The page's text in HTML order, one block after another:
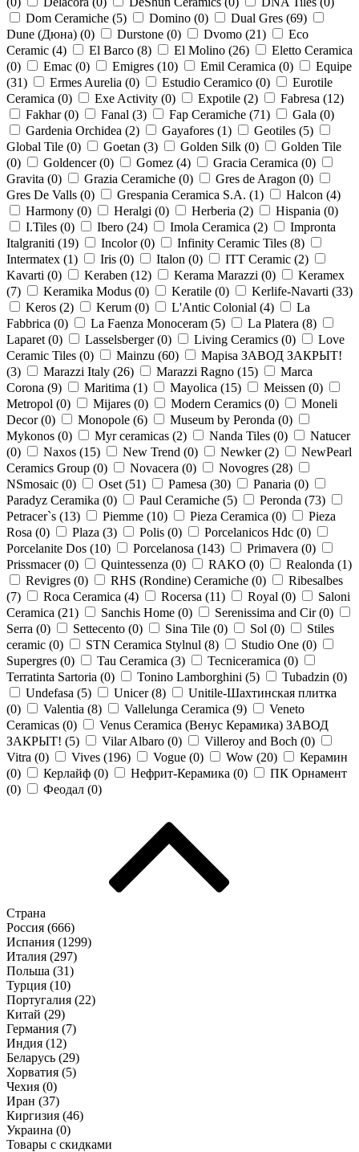
Dom Ceramiche (5) Domino (0) Dual Gres (69)
Dune (Дюна) (0) Durstone (0) Dvomo (21)
Eco
Ceramic (4) El Barco (8) El Molino (26)
Eletto Ceramica
(0) Emac (0) Emigres (10) Emil Ceramica (0)
Equipe
(31) Ermes Aurelia (0) Estudio Ceramico (0)
Eurotile
Ceramica (0) Exe Activity (0) Expotile (2) Fabresa (12)
Fakhar (0) Fanal (3) Fap Ceramiche (71) Gala (0)
Gardenia Orchidea (2) Gayafores (1) Geotiles (5)
Global Tile (0) Goetan (3) Golden Silk (0)
Golden Tile
(0) Goldencer (0) Gomez (4) Gracia Ceramica (0)
Gravita (0) Grazia Ceramiche (0) Gres de Aragon (0)
Gres De Valls (0) Grespania Ceramica S.A. (1) Halcon (4)
Harmony (0) Heralgi (0) Herberia (2) Hispania (0)
I.Tiles (0) Ibero (24) Imola Ceramica (2)
Impronta
Italgraniti (19) Incolor (0) Infinity Ceramic Tiles (8)
Intermatex (1) Iris (0) Italon (0) ITT Ceramic (2)
Kavarti (0) Keraben (12) Kerama Marazzi (0)
Keramex
(7) Keramika Modus (0) Keratile (0) Kerlife-Navarti (33)
Keros (2) Kerum (0) L'Antic Colonial (4)
La
Fabbrica (0) La Faenza Monoceram (5) La Platera (8)
Laparet (0) Lasselsberger (0) Living Ceramics (0)
Love
Ceramic Tiles (0) Mainzu (60)
Mapisa ЗАВОД ЗАКРЫТ!
(3) Marazzi Italy (26) Marazzi Ragno (15)
Marca
Corona (9) Maritima (1) Mayolica (15) Meissen (0)
Metropol (0) Mijares (0) Modern Ceramics (0)
Moneli
Decor (0) Monopole (6) Museum by Peronda (0)
Mykonos (0) Myr ceramicas (2) Nanda Tiles (0)
Natucer
(0) Naxos (15) New Trend (0) Newker (2)
NewPearl
Ceramics Group (0) Novacera (0) Novogres (28)
NSmosaic (0) Oset (51) Pamesa (30) Panaria (0)
Paradyz Ceramika (0) Paul Ceramiche (5) Peronda (73)
Petracer`s (13) Piemme (10) Pieza Ceramica (0)
Pieza
Rosa (0) Plaza (3) Polis (0) Porcelanicos Hdc (0)
Porcelanite Dos (10) Porcelanosa (143) Primavera (0)
Prissmacer (0) Quintessenza (0) RAKO (0) Realonda (1)
Revigres (0) RHS (Rondine) Ceramiche (0)
Ribesalbes
(7) Roca Ceramica (4) Rocersa (11) Royal (0)
Saloni
Ceramica (21) Sanchis Home (0) Serenissima and Cir (0)
Serra (0) Settecento (0) Sina Tile (0) Sol (0)
Stiles
ceramic (0) STN Ceramica Stylnul (8) Studio One (0)
Supergres (0) Tau Ceramica (3) Tecniceramica (0)
Terratinta Sartoria (0) Tonino Lamborghini (5) Tubadzin (0)
Undefasa (5) Unicer (8)
Unitile-Шахтинская плитка
(0) Valentia (8) Vallelunga Ceramica (9)
Veneto
Ceramicas (0)
Venus Ceramica (Венус Керамика) ЗАВОД
ЗАКРЫТ! (5) Vilar Albaro (0) Villeroy and Boch (0)
Vitra (0) Vives (196) Vogue (0) Wow (20)
Керамин
(0) Керлайф (0) Нефрит-Керамика (0)
ПК Орнамент
(0) Феодал (0)
Страна
Россия (666)
Испания (1299)
Италия (297)
Польша (31)
Турция (10)
Португалия (22)
Китай (29)
Германия (7)
Индия (12)
Беларусь (29)
Хорватия (5)
Чехия (0)
Иран (37)
Киргизия (46)
Украина (0)
Товары с скидками